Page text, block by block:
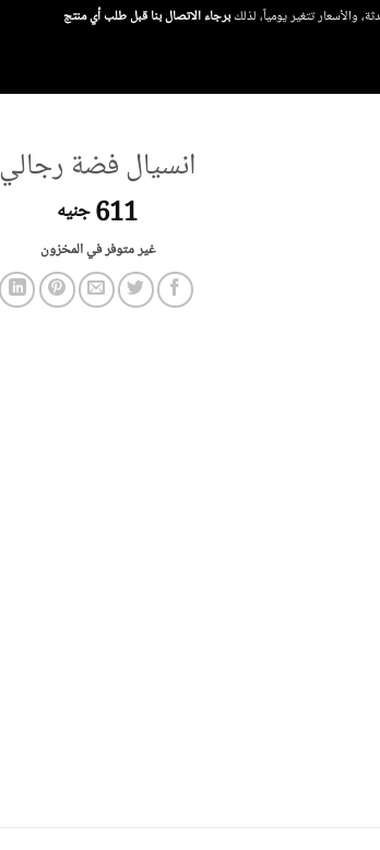
والأسعار تتغير يومياً، لذلكبرجاء الاتصال بنا قبل طلب أي منتج
انسيال فضة رجالي
611 جنيه
غير متوفر في المخزون